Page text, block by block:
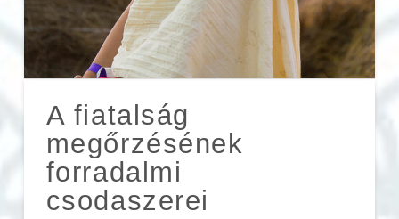
A fiatalság
megőrzésének
forradalmi
csodaszerei